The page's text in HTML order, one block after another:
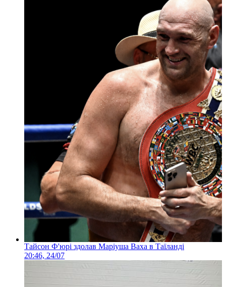
Тайсон Ф'юрі здолав Маріуша Ваха в Таїланді
20:46, 24/07